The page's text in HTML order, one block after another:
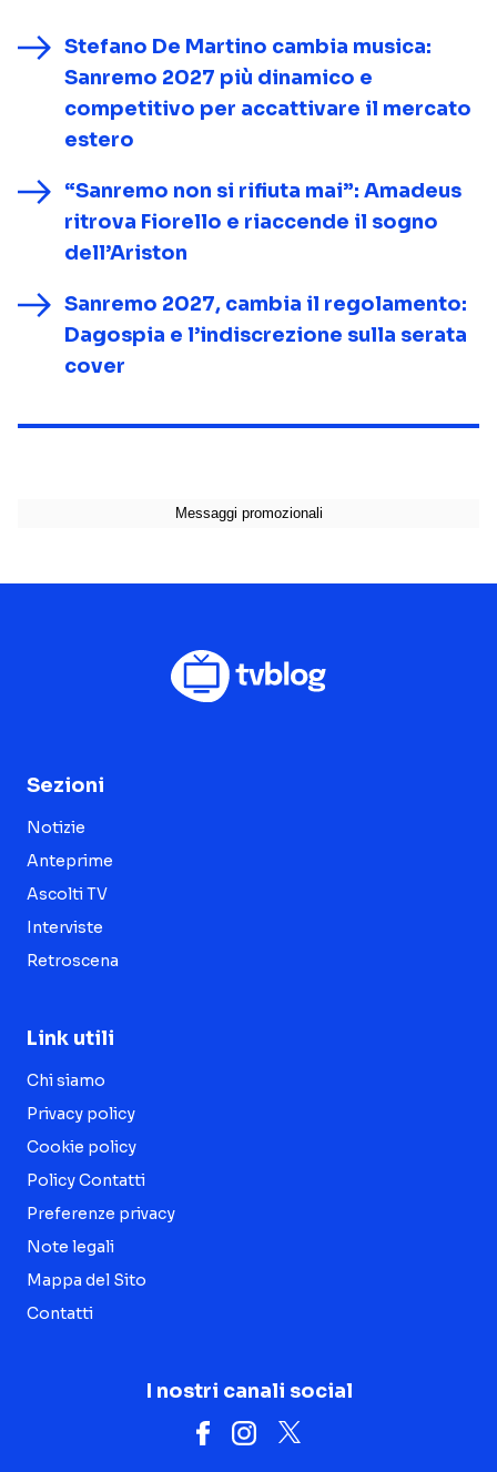
Stefano De Martino cambia musica:
Sanremo 2027 più dinamico e
competitivo per accattivare il mercato
estero
“Sanremo non si rifiuta mai”: Amadeus
ritrova Fiorello e riaccende il sogno
dell’Ariston
Sanremo 2027, cambia il regolamento:
Dagospia e l’indiscrezione sulla serata
cover
Sezioni
Notizie
Anteprime
Ascolti TV
Interviste
Retroscena
Link utili
Chi siamo
Privacy policy
Cookie policy
Policy Contatti
Preferenze privacy
Note legali
Mappa del Sito
Contatti
I nostri canali social